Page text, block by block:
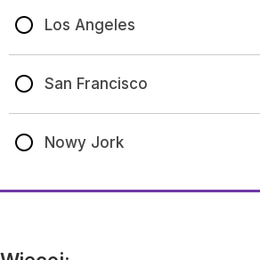
Los Angeles
San Francisco
Nowy Jork